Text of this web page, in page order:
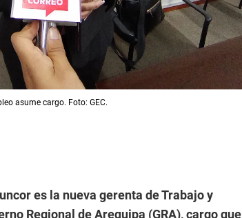
asume cargo. Foto: GEC.
es la nueva gerenta de Trabajo y
Regional de Arequipa (GRA), cargo que